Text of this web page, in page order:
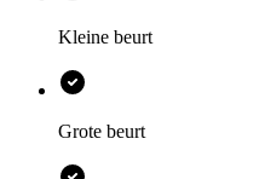
Kleine beurt
Grote beurt